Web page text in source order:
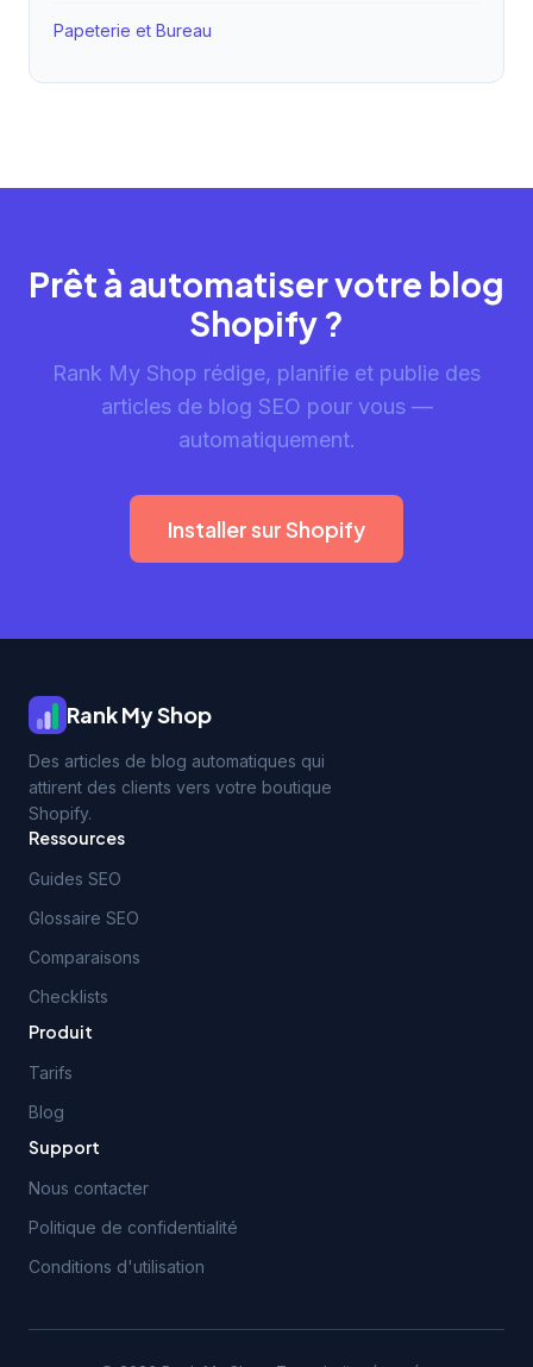
Papeterie et Bureau
Prêt à automatiser votre blog
Shopify ?
Rank My Shop rédige, planifie et publie des
articles de blog SEO pour vous —
automatiquement.
Installer sur Shopify
Rank My Shop
Des articles de blog automatiques qui
attirent des clients vers votre boutique
Shopify.
Ressources
Guides SEO
Glossaire SEO
Comparaisons
Checklists
Produit
Tarifs
Blog
Support
Nous contacter
Politique de confidentialité
Conditions d'utilisation